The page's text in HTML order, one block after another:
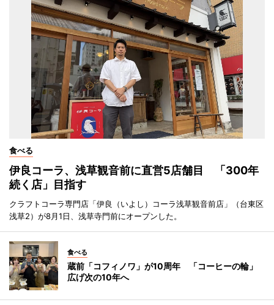
食べる
伊良コーラ、浅草観音前に直営5店舗目 「300年
続く店」目指す
クラフトコーラ専門店「伊良（いよし）コーラ浅草観音前店」（台東区
浅草2）が8月1日、浅草寺門前にオープンした。
食べる
蔵前「コフィノワ」が10周年 「コーヒーの輪」
広げ次の10年へ